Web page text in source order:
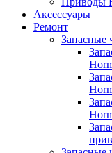
Аксессуары
Ремонт
Запасные